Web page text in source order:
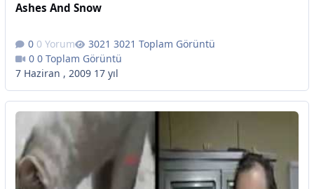
Ashes And Snow
0 Yorum
3021 Toplam Görüntü
0 Toplam Görüntü
7 Haziran , 2009 17 yıl